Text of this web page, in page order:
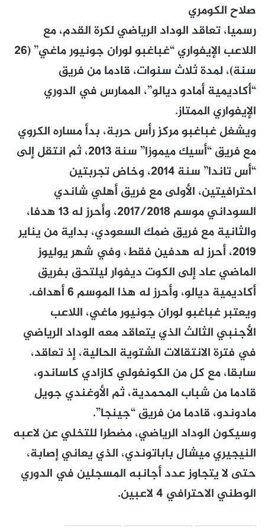
صلاح الكومري
رسميا، تعاقد الوداد الرياضي لكرة القدم، مع
اللاعب الإيفواري “غباغبو لوران جونيور ماغي” (26
سنة)، لمدة ثلاث سنوات، قادما من فريق
“أكاديمية أمادو ديالو”، الممارس في الدوري
الإيفواري الممتاز.
ويشغل غباغبو مركز رأس حربة، بدأ مساره الكروي
مع فريق “أسيك ميموزا” سنة 2013، ثم انتقل إلى
“أس تاندا” سنة 2014، وخاض تجربتين
احترافيتين، الأولى مع فريق أهلي شاندي
السوداني موسم 2017/2018، وأحرز له 13 هدفا،
والثانية مع فريق ضمك السعودي، بداية من يناير
2019، أحرز له هدفين فقط، وفي شهر يوليوز
الماضي عاد إلى الكوت ديفوار ليلتحق بفريق
أكاديمية ديالو، وأحرز له هذا الموسم 6 أهداف.
ويعتبر غباغبو لوران جونيور ماغي، اللاعب
الأجنبي الثالث الذي يتعاقد معه الوداد الرياضي
في فترة الانتقالات الشتوية الحالية، إذ تعاقد،
سابقا، مع كل من الكونغولي كازادي كاساندو،
قادما من شباب المحمدية، ثم الأوغندي جويل
مادوندو، قادما من فريق “جينجا”.
وسيكون الوداد الرياضي، مضطرا للتخلي عن لاعبه
النيجيري ميشال باباتوندي، الذي يعاني إصابة،
حتى لا يتجاوز عدد أجانبه المسجلين في الدوري
الوطني الاحترافي 4 لاعبين.